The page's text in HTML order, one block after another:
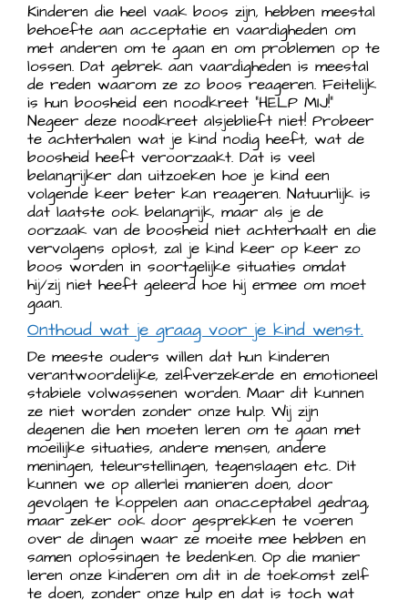
Kinderen die heel vaak boos zijn, hebben meestal
behoefte aan acceptatie en vaardigheden om
met anderen om te gaan en om problemen op te
lossen. Dat gebrek aan vaardigheden is meestal
de reden waarom ze zo boos reageren. Feitelijk
is hun boosheid een noodkreet “HELP MIJ!”
Negeer deze noodkreet alsjeblieft niet! Probeer
te achterhalen wat je kind nodig heeft, wat de
boosheid heeft veroorzaakt. Dat is veel
belangrijker dan uitzoeken hoe je kind een
volgende keer beter kan reageren. Natuurlijk is
dat laatste ook belangrijk, maar als je de
oorzaak van de boosheid niet achterhaalt en die
vervolgens oplost, zal je kind keer op keer zo
boos worden in soortgelijke situaties omdat
hij/zij niet heeft geleerd hoe hij ermee om moet
gaan.
Onthoud wat je graag voor je kind wenst.
De meeste ouders willen dat hun kinderen
verantwoordelijke, zelfverzekerde en emotioneel
stabiele volwassenen worden. Maar dit kunnen
ze niet worden zonder onze hulp. Wij zijn
degenen die hen moeten leren om te gaan met
moeilijke situaties, andere mensen, andere
meningen, teleurstellingen, tegenslagen etc. Dit
kunnen we op allerlei manieren doen, door
gevolgen te koppelen aan onacceptabel gedrag,
maar zeker ook door gesprekken te voeren
over de dingen waar ze moeite mee hebben en
samen oplossingen te bedenken. Op die manier
leren onze kinderen om dit in de toekomst zelf
te doen, zonder onze hulp en dat is toch wat